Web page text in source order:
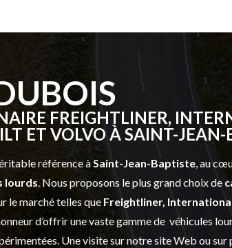
FREIGHTLINER,
ET VOLVO À SAINT-JEAN-
référence àSaint-Jean-Baptiste, au
lourds. Nous proposons le plus grand choix de
le marché telles que Freightliner,
d’offrir une vaste gamme de véhicules
Une visite sur notre site Web ou sur